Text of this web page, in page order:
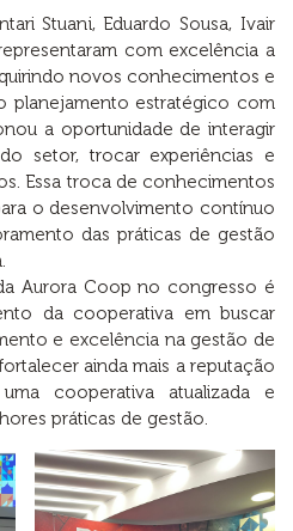
Stuani, Eduardo Sousa, Ivair
com excelência a
novos conhecimentos e
planejamento estratégico com
a oportunidade de interagir
setor, trocar experiências e
Essa troca de conhecimentos
o desenvolvimento contínuo
das práticas de gestão
Aurora Coop no congresso é
da cooperativa em buscar
e excelência na gestão de
ainda mais a reputação
cooperativa atualizada e
práticas de gestão.